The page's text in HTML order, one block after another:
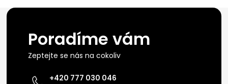
Poradíme vám
Zeptejte se nás na cokoliv
+420 777 030 046